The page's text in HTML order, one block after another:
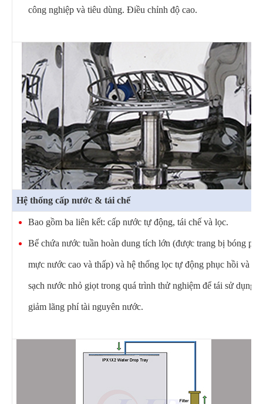
công nghiệp và tiêu dùng. Điều chỉnh độ cao.
Hệ thống cấp nước & tái chế
Bao gồm ba liên kết: cấp nước tự động, tái chế và lọc.
Bể chứa nước tuần hoàn dung tích lớn (được trang bị bóng
mực nước cao và thấp) và hệ thống lọc tự động phục hồi và
sạch nước nhỏ giọt trong quá trình thử nghiệm để tái sử dụng,
giảm lãng phí tài nguyên nước.